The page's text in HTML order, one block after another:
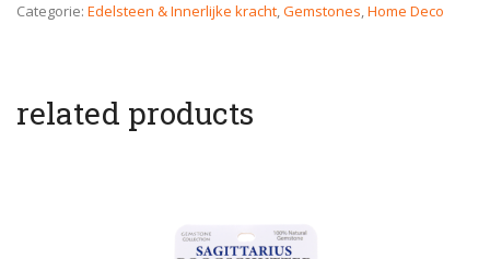
Categorie: Edelsteen & Innerlijke kracht,Gemstones,Home Deco
related products